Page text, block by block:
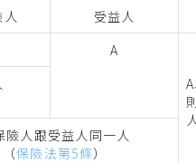
人
受益人
A
險⼈跟受益⼈同⼀⼈
（保險法第5條）